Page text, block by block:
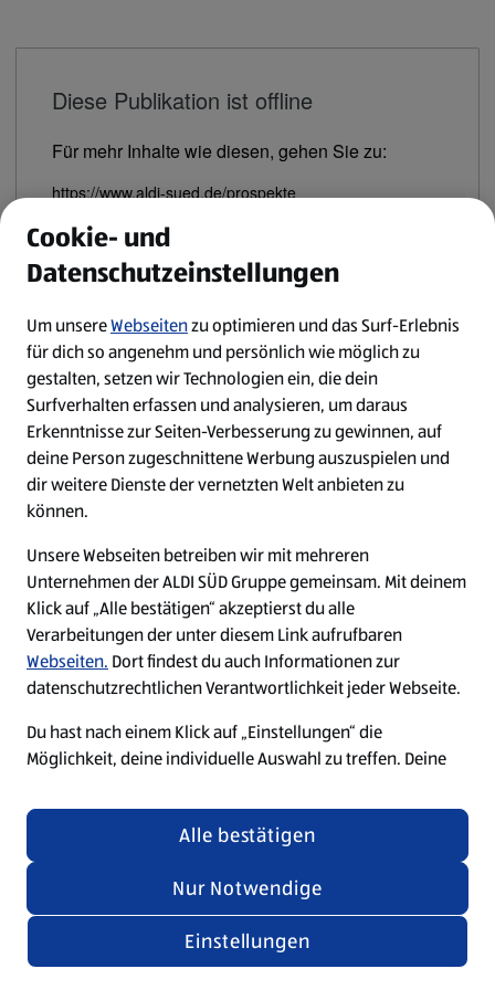
Diese Publikation ist offline
Für mehr Inhalte wie diesen, gehen Sie zu:
https://www.aldi-sued.de/prospekte
Fortfahren zum Link
Cookie- und
Datenschutzeinstellungen
Um unsereWebseitenzu optimieren und das Surf-Erlebnis
für dich so angenehm und persönlich wie möglich zu
gestalten, setzen wir Technologien ein, die dein
Surfverhalten erfassen und analysieren, um daraus
Erkenntnisse zur Seiten-Verbesserung zu gewinnen, auf
deine Person zugeschnittene Werbung auszuspielen und
dir weitere Dienste der vernetzten Welt anbieten zu
können.
Unsere Webseiten betreiben wir mit mehreren
Unternehmen der ALDI SÜD Gruppe gemeinsam. Mit deinem
Klick auf „Alle bestätigen“ akzeptierst du alle
Verarbeitungen der unter diesem Link aufrufbaren
Webseiten. Dort findest du auch Informationen zur
datenschutzrechtlichen Verantwortlichkeit jeder Webseite.
Du hast nach einem Klick auf „Einstellungen“ die
Möglichkeit, deine individuelle Auswahl zu treffen. Deine
„Cookie-Einstellungen“ am Ende jeder Seite widerrufen
oder anpassen. Änderungen in den Cookie-Einstellungen
für unsere Webseiten und Apps, die du in weiteren Tabs
oder Fenstern deines Browsers oder der App geöffnet hast,
werden wirksam, wenn die jeweilige Webseite, der Tab
oder die App aktualisiert oder geschlossen und
anschließend wieder geöffnet werden.
Einstellungen
Nur Notwendige
Alle bestätigen